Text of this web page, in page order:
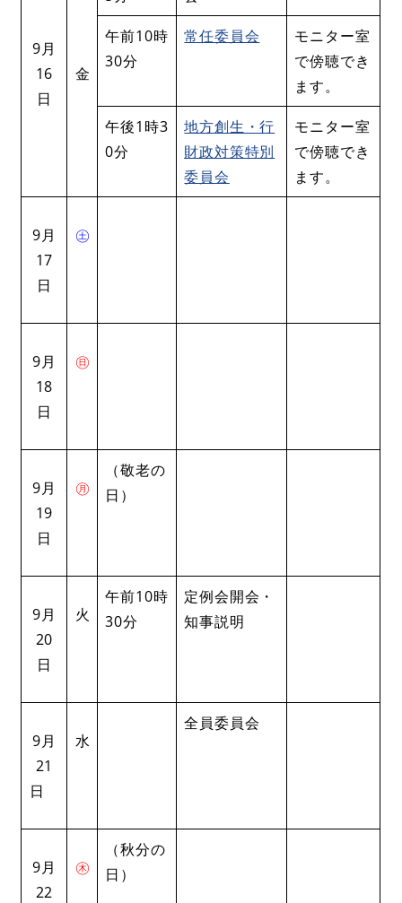
9月
16
日
金
午前10時
30分
常任委員会
モニター室
で傍聴でき
ます。
午後1時3
0分
地方創生・行
財政対策特別
委員会
モニター室
で傍聴でき
ます。
9月
17
日
㊏
9月
18
日
㊐
9月
19
日
㊊
（敬老の
日）
9月
20
日
火
午前10時
30分
定例会開会・
知事説明
9月
21
日
水
全員委員会
9月
22
㊍
（秋分の
日）